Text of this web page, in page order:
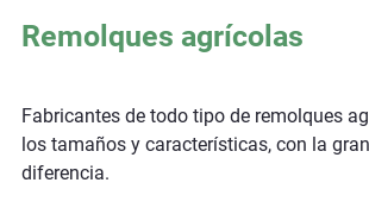
Remolques agrícolas
Fabricantes de todo tipo de remolques
los tamaños y características, con la
diferencia.